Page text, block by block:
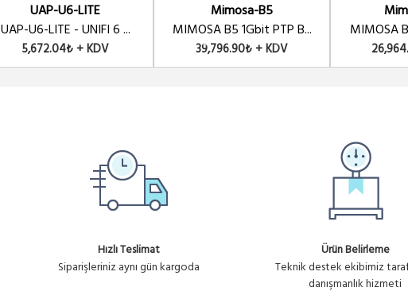
UAP-U6-LITE
UAP-U6-LITE - UNIFI 6 ...
5,672.04₺ + KDV
Mimosa-B5
MIMOSA B5 1Gbit PTP B...
39,796.90₺ + KDV
MIMOSA
Hızlı Teslimat
Siparişleriniz aynı gün kargoda
Ürün Belirleme
Teknik destek ekibimiz
danışmanlık hizmeti